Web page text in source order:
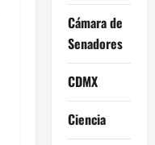
Cámara de
Senadores
CDMX
Ciencia